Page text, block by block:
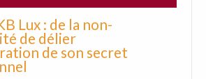
Lux : de la non-
de délier
de son secret